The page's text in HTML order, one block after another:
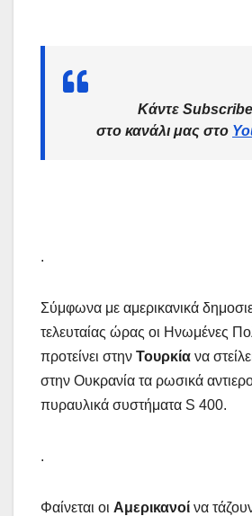
Κάντε Subscribe
στο κανάλι μας στο
.
Σύμφωνα με αμερικανικά
τελευταίας ώρας οι Ηνωμένες
προτείνει στην Τουρκία να
στην Ουκρανία τα ρωσικά
πυραυλικά συστήματα S 400.
.
Φαίνεται οι Αμερικανοί να